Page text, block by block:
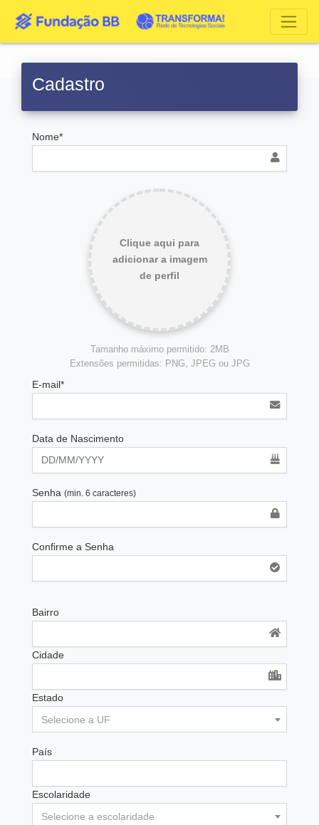
Cadastro
Nome*
Clique aqui para
adicionar a imagem
de perfil
Tamanho máximo permitido: 2MB
Extensões permitidas: PNG, JPEG ou JPG
E-mail*
Data de Nascimento
Senha (min. 6 caracteres)
Confirme a Senha
Bairro
Cidade
Estado
Selecione a UF
País
Escolaridade
Selecione a escolaridade